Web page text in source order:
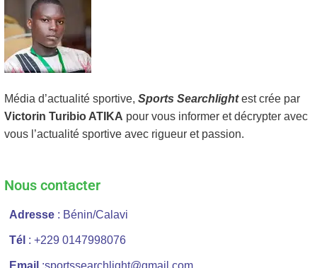
Média d’actualité sportive, Sports Searchlightest crée par
Victorin Turibio ATIKA pour vous informer et décrypter avec
vous l’actualité sportive avec rigueur et passion.
Nous contacter
Adresse : Bénin/Calavi
Tél : +229 0147998076
Email :sportssearchlight@gmail.com